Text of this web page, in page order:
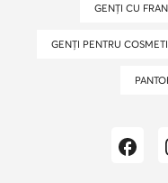
GENȚI CU
GENȚI PENTRU